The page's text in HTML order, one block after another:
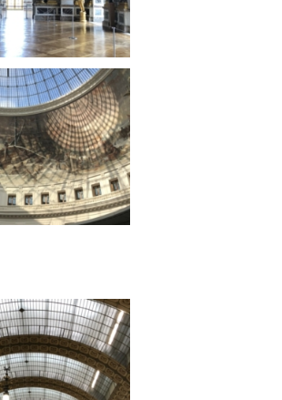
Bourse du Commerce –
Paris